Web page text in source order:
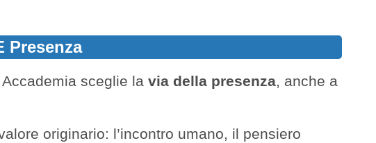
Presenza
sceglie la via della presenza, anche a
originario: l’incontro umano, il pensiero